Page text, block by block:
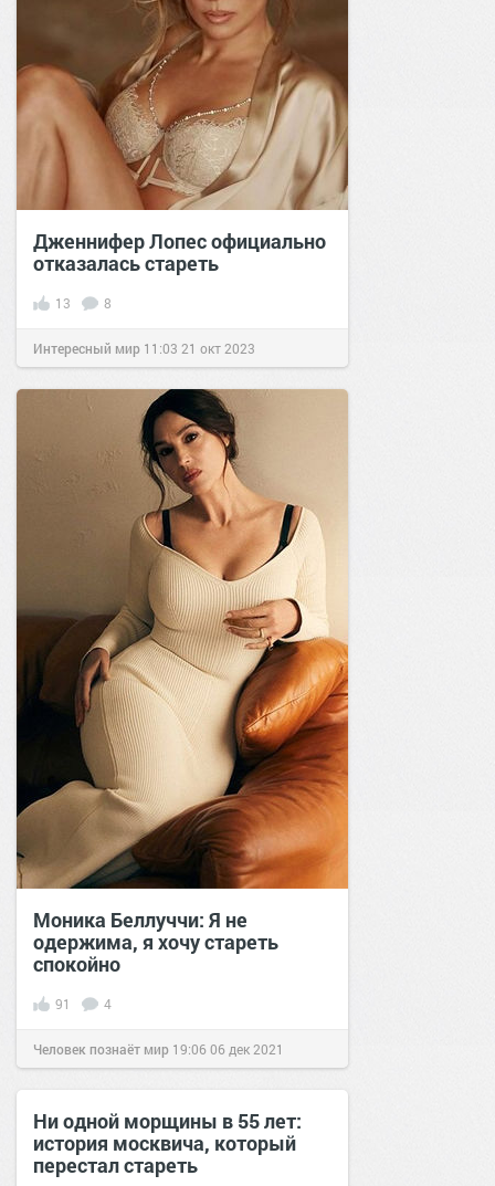
Дженнифер Лопес официально
отказалась стареть
13 8
Интересный мир 11:03 21 окт 2023
Моника Беллуччи: Я не
одержима, я хочу стареть
спокойно
91 4
Человек познаёт мир 19:0606 дек 2021
Ни одной морщины в 55 лет:
история москвича, который
перестал стареть